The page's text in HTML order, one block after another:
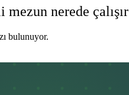
nerede çalışır
bulunuyor.